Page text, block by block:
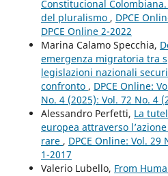
Constitucional
del pluralismo , DPCE
DPCE Online 2-2022
Marina Calamo Specchia,
emergenza migratoria tra
legislazioni nazionali
confronto , DPCE Online:
No. 4 (2025): Vol. 72 No. 4
Alessandro Perfetti, La
europea attraverso
rare , DPCE Online: Vol. 29
1-2017
Valerio Lubello, From